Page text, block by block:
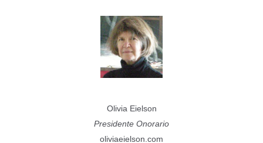
Olivia Eielson
Presidente Onorario
oliviaeielson.com